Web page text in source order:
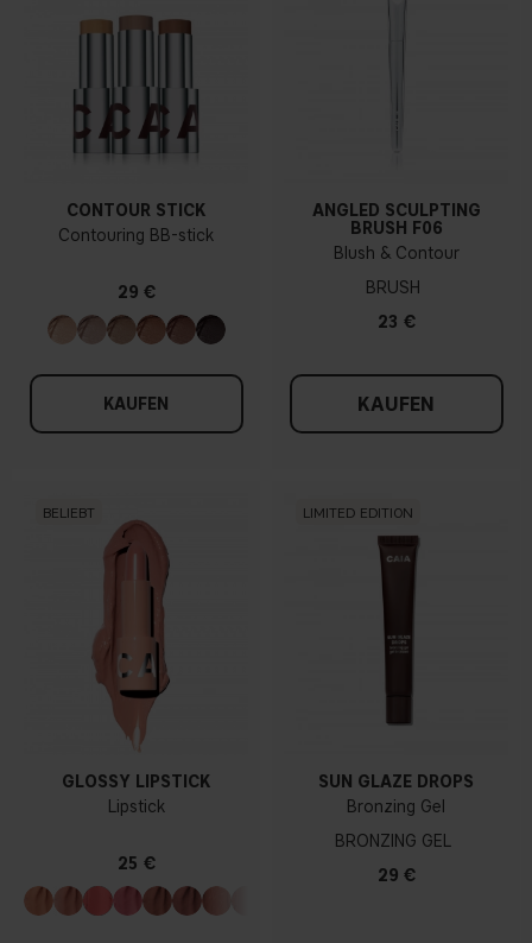
CONTOUR STICK
Contouring BB-stick
29 €
KAUFEN
ANGLED SCULPTING
BRUSH F06
Blush & Contour
BRUSH
23 €
KAUFEN
BELIEBT
GLOSSY LIPSTICK
Lipstick
25 €
LIMITED EDITION
SUN GLAZE DROPS
Bronzing Gel
BRONZING GEL
29 €